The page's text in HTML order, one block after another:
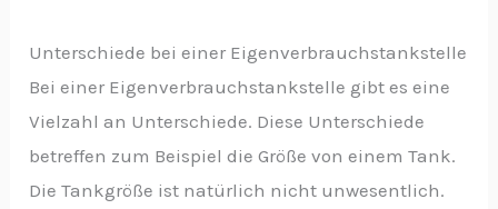
Unterschiede bei einer Eigenverbrauchstankstelle
Bei einer Eigenverbrauchstankstelle gibt es eine
Vielzahl an Unterschiede. Diese Unterschiede
betreffen zum Beispiel die Größe von einem Tank.
Die Tankgröße ist natürlich nicht unwesentlich.